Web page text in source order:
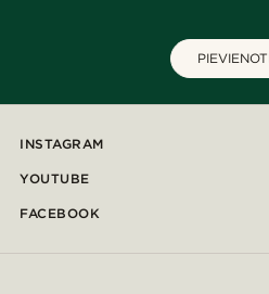
INSTAGRAM
YOUTUBE
FACEBOOK